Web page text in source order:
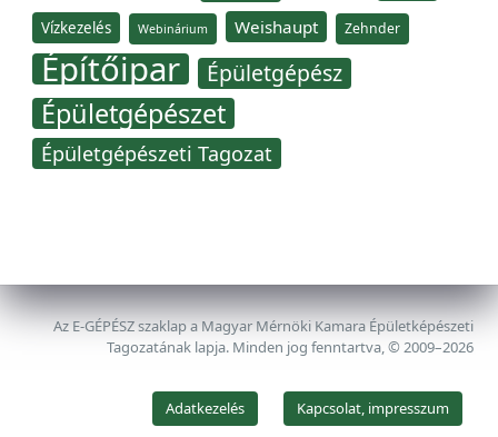
Vízkezelés Webinárium Weishaupt Zehnder
Építőipar Épületgépész
Épületgépészet
Épületgépészeti Tagozat
Az E-GÉPÉSZ szaklap a Magyar Mérnöki Kamara Épületképészeti
Tagozatának lapja. Minden jog fenntartva, © 2009–2026
Adatkezelés Kapcsolat, impresszum